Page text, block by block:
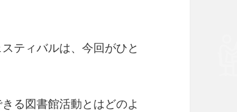
ティバルは、今回がひと
る図書館活動とはどのよ